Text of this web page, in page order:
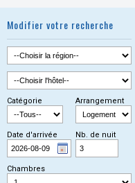
Modifier votre recherche
Catégorie Arrangement
Date d'arrivée Nb. de nuit
Chambres